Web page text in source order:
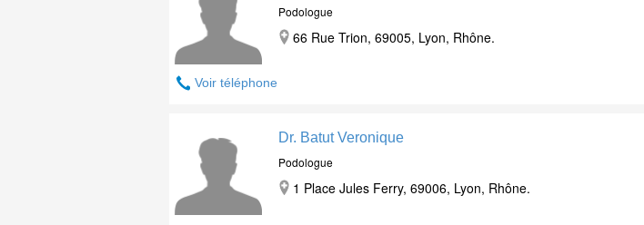
Voir téléphone
Podologue
66 Rue Trion, 69005, Lyon, Rhône.
Dr. Batut Veronique
Podologue
1 Place Jules Ferry, 69006, Lyon, Rhône.